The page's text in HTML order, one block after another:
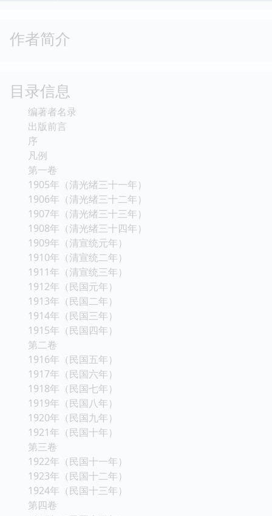
作者简介
目录信息
编著者名录
出版前言
序
凡例
第一卷
1905年（清光绪三十一年）
1906年（清光绪三十二年）
1907年（清光绪三十三年）
1908年（清光绪三十四年）
1909年（清宣统元年）
1910年（清宣统二年）
1911年（清宣统三年）
1912年（民国元年）
1913年（民国二年）
1914年（民国三年）
1915年（民国四年）
第二卷
1916年（民国五年）
1917年（民国六年）
1918年（民国七年）
1919年（民国八年）
1920年（民国九年）
1921年（民国十年）
第三卷
1922年（民国十一年）
1923年（民国十二年）
1924年（民国十三年）
第四卷